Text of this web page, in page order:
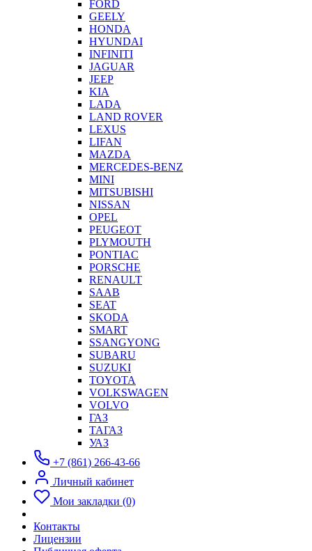
FORD
GEELY
HONDA
HYUNDAI
INFINITI
JAGUAR
JEEP
KIA
LADA
LAND ROVER
LEXUS
LIFAN
MAZDA
MERCEDES-BENZ
MINI
MITSUBISHI
NISSAN
OPEL
PEUGEOT
PLYMOUTH
PONTIAC
PORSCHE
RENAULT
SAAB
SEAT
SKODA
SMART
SSANGYONG
SUBARU
SUZUKI
TOYOTA
VOLKSWAGEN
VOLVO
ГАЗ
ТАГАЗ
УАЗ
+7 (861) 266-43-66
Личный кабинет
Мои закладки (0)
Контакты
Лицензии